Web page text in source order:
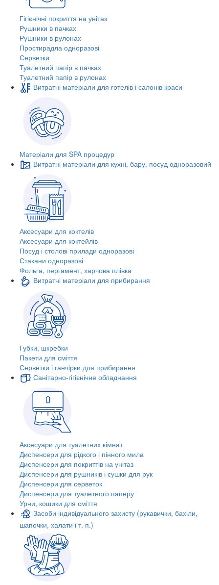
Гігієнічні покриття на унітаз
Рушники в пачках
Рушники в рулонах
Простирадла одноразові
Серветки
Туалетний папір в пачках
Туалетний папір в рулонах
Витратні матеріали для готелів і салонів краси
Матеріали для SPA процедур
Витратні матеріали для кухні, бару, посуд одноразовий
Аксесуари для коктелів
Аксесуари для коктейлів
Посуд і столові прилади одноразові
Стакани одноразові
Фольга, пергамент, харчова плівка
Витратні матеріали для прибирання
Губки, шкребки
Пакети для сміття
Серветки і ганчірки для прибирання
Санітарно-гігієнічне обладнання
Аксесуари для туалетних кімнат
Диспенсери для рідкого і пінного мила
Диспенсери для покриттів на унітаз
Диспенсери для рушників і сушки для рук
Диспенсери для серветок
Диспенсери для туалетного паперу
Урни, кошики для сміття
Засоби індивідуального захисту (рукавички, бахіли,
шапочки, халати і т. п.)